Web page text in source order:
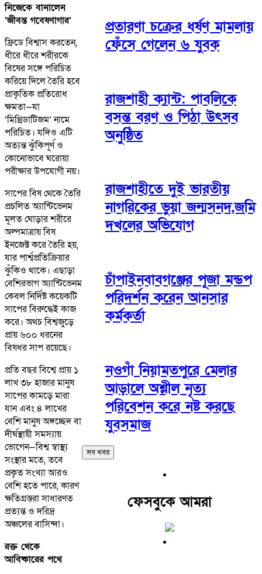
নিজেকে বানালেন
‘জীবন্ত গবেষণাগার’
ফ্রিডে বিশ্বাস করতেন,
ধীরে ধীরে শরীরকে
বিষের সঙ্গে পরিচিত
করিয়ে দিলে তৈরি হবে
প্রাকৃতিক প্রতিরোধ
ক্ষমতা—যা
‘মিথ্রিডাটিজম’ নামে
পরিচিত। যদিও এটি
অত্যন্ত ঝুঁকিপূর্ণ ও
কোনোভাবে ঘরোয়া
পরীক্ষার উপযোগী নয়।
সাপের বিষ থেকে তৈরি
প্রচলিত অ্যান্টিভেনম
মূলত ঘোড়ার শরীরে
অল্পমাত্রায় বিষ
ইনজেক্ট করে তৈরি হয়,
যার পার্শ্বপ্রতিক্রিয়ার
ঝুঁকিও থাকে। এছাড়া
বেশিরভাগ অ্যান্টিভেনম
কেবল নির্দিষ্ট কয়েকটি
সাপের বিরুদ্ধেই কাজ
করে। অথচ বিশ্বজুড়ে
প্রায় ৬০০ ধরনের
বিষধর সাপ রয়েছে।
প্রতি বছর বিশ্বে প্রায় ১
লাখ ৩৮ হাজার মানুষ
সাপের কামড়ে মারা
যান এবং ৪ লাখের
বেশি মানুষ অঙ্গচ্ছেদ বা
দীর্ঘস্থায়ী সমস্যায়
ভোগেন—বিশ্ব স্বাস্থ্য
সংস্থার মতে, তবে
প্রকৃত সংখ্যা আরও
বেশি হতে পারে, কারণ
ক্ষতিগ্রস্তরা সাধারণত
প্রত্যন্ত ও দরিদ্র
অঞ্চলের বাসিন্দা।
রক্ত থেকে
আবিষ্কারের পথে
প্রতারণা চক্রের ধর্ষণ মামলায়
ফেঁসে গেলেন ৬ যুবক
রাজশাহী ক্যান্ট: পাবলিকে
বসন্ত বরণ ও পিঠা উৎসব
অনুষ্ঠিত
রাজশাহীতে দুই ভারতীয়
নাগরিকের ভুয়া জন্মসনদ,জমি
দখলের অভিযোগ
চাঁপাইনবাবগঞ্জের পূজা মন্ডপ
পরিদর্শন করেন আনসার
কর্মকর্তা
নওগাঁ নিয়ামতপুরে মেলার
আড়ালে অশ্লীল নৃত্য
পরিবেশন করে নষ্ট করছে
যুবসমাজ
সব খবর
ফেসবুকে আমরা